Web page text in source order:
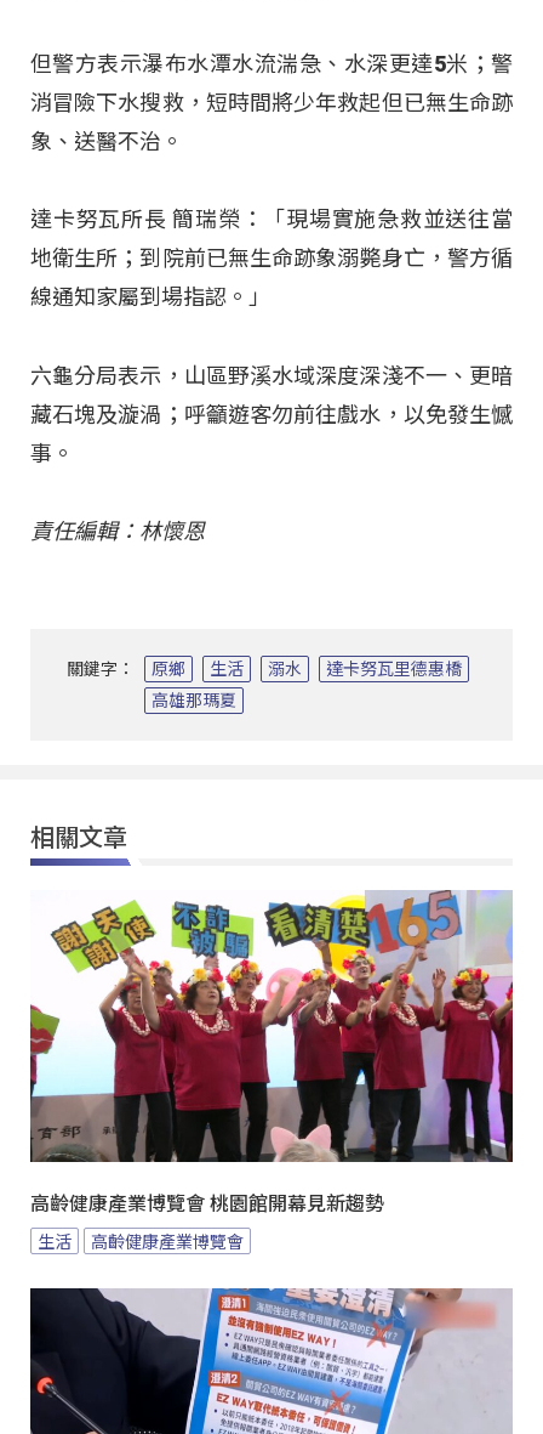
但警方表示瀑布水潭水流湍急、水深更達5米；警
消冒險下水搜救，短時間將少年救起但已無生命跡
象、送醫不治。
達卡努瓦所長 簡瑞榮：「現場實施急救並送往當
地衛生所；到院前已無生命跡象溺斃身亡，警方循
線通知家屬到場指認。」
六龜分局表示，山區野溪水域深度深淺不一、更暗
藏石塊及漩渦；呼籲遊客勿前往戲水，以免發生憾
事。
責任編輯：林懷恩
關鍵字： 原鄉 生活 溺水
達卡努瓦里德惠橋
高雄那瑪夏
相關文章
高齡健康產業博覽會 桃園館開幕見新趨勢
生活 高齡健康產業博覽會